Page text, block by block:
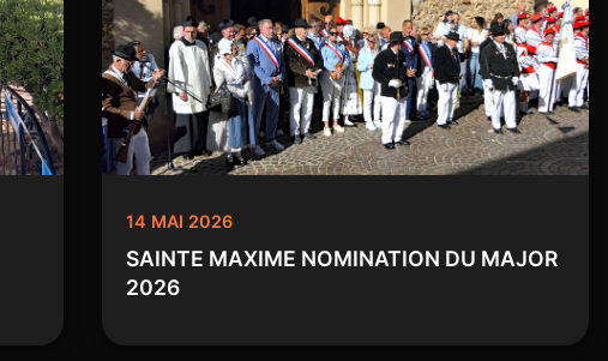
14 MAI 2026
SAINTE MAXIME NOMINATION DU MAJOR
2026